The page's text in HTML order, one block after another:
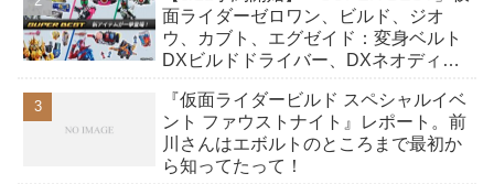
面ライダーゼロワン、ビルド、ジオ
ウ、カブト、エグゼイド：変身ベルト
DXビルドドライバー、DXネオディケ
か12点！
『仮面ライダービルド スペシャルイベ
ント ファウストナイト』レポート。前
川さんはエボルトのところまで最初か
ら知ってたって！